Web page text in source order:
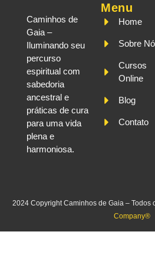
Caminhos de
Gaia –
Iluminando seu
percurso
espiritual com
sabedoria
ancestral e
práticas de cura
para uma vida
plena e
harmoniosa.
Menu
Home
Sobre
Cursos
Online
Blog
Contato
2024 Copyright Caminhos de Gaia – Todos
Company®